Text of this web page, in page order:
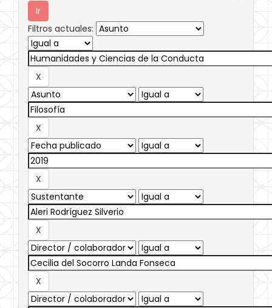
Filtros actuales: